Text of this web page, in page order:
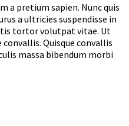
a pretium sapien. Nunc quis
a ultricies suspendisse in
tortor volutpat vitae. Ut
Quisque convallis
massa bibendum morbi